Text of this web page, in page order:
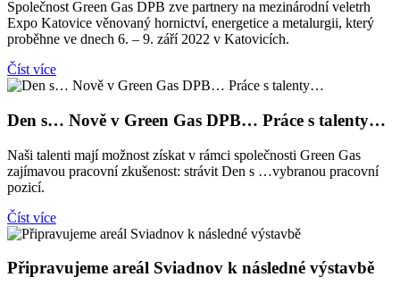
Společnost Green Gas DPB zve partnery na mezinárodní veletrh
Expo Katovice věnovaný hornictví, energetice a metalurgii, který
proběhne ve dnech 6. – 9. září 2022 v Katovicích.
Číst více
Den s… Nově v Green Gas DPB… Práce s talenty…
Naši talenti mají možnost získat v rámci společnosti Green Gas
zajímavou pracovní zkušenost: strávit Den s …vybranou pracovní
pozicí.
Číst více
Připravujeme areál Sviadnov k následné výstavbě